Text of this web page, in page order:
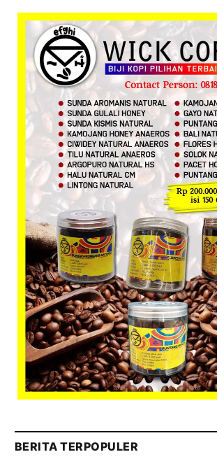
BERITA TERPOPULER